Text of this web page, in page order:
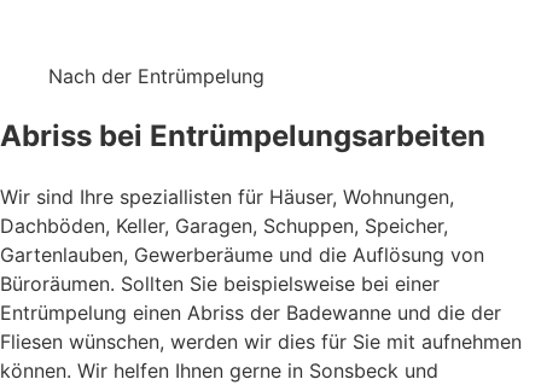
Nach der Entrümpelung
Abriss bei Entrümpelungsarbeiten
Wir sind Ihre speziallisten für Häuser, Wohnungen,
Dachböden, Keller, Garagen, Schuppen, Speicher,
Gartenlauben, Gewerberäume und die Auflösung von
Büroräumen. Sollten Sie beispielsweise bei einer
Entrümpelung einen Abriss der Badewanne und die der
Fliesen wünschen, werden wir dies für Sie mit aufnehmen
können. Wir helfen Ihnen gerne in Sonsbeck und